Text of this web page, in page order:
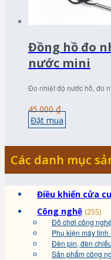
Đồng hồ đo
nước mini
Đo nhiệt độ nước hồ, đo
45.000 ₫
Đặt mua
Các danh mục
Điều khiển cửa
Công nghệ (255)
Đồ chơi công
Phụ kiện máy tính
Đèn pin, đèn
Sản phẩm công